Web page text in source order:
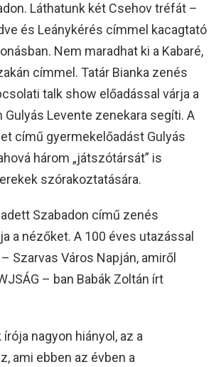
Láthatunk két Csehov tréfát –
és Leánykérés címmel kacagtató
Nem maradhat ki a Kabaré,
címmel. Tatár Bianka zenés
talk show előadással várja a
Gulyás Levente zenekara segíti. A
című gyermekelőadást Gulyás
három „játszótársát” is
szórakoztatására.
Szabadon című zenés
a nézőket. A 100 éves utazással
Szarvas Város Napján, amiről
– ban Babák Zoltán írt
nagyon hiányol, az a
ami ebben az évben a